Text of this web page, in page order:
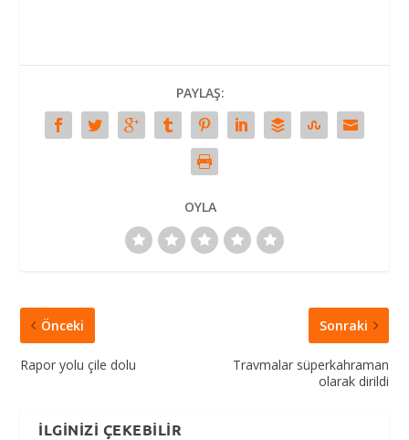
PAYLAŞ:
OYLA
Önceki
Rapor yolu çile dolu
Sonraki
Travmalar süperkahraman
olarak dirildi
İLGINIZI ÇEKEBILIR